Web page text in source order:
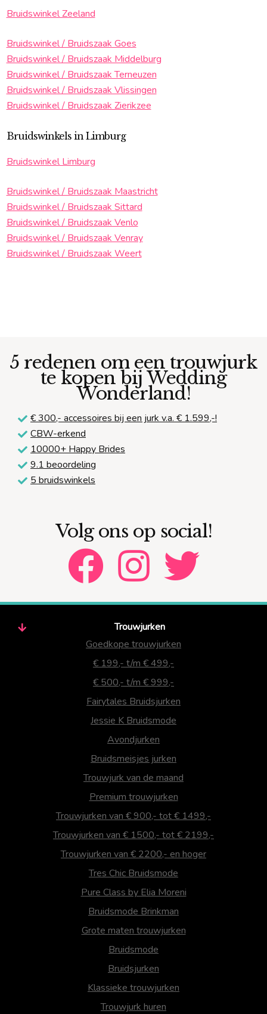
Bruidswinkel Zeeland
Bruidswinkel / Bruidszaak Goes
Bruidswinkel / Bruidszaak Middelburg
Bruidswinkel / Bruidszaak Terneuzen
Bruidswinkel / Bruidszaak Vlissingen
Bruidswinkel / Bruidszaak Zierikzee
Bruidswinkels in Limburg
Bruidswinkel Limburg
Bruidswinkel / Bruidszaak Maastricht
Bruidswinkel / Bruidszaak Sittard
Bruidswinkel / Bruidszaak Venlo
Bruidswinkel / Bruidszaak Venray
Bruidswinkel / Bruidszaak Weert
5 redenen om een trouwjurk
te kopen bij Wedding
Wonderland!
€ 300,- accessoires bij een jurk v.a. € 1.599,-!
CBW-erkend
10000+ Happy Brides
9.1 beoordeling
5 bruidswinkels
Volg ons op social!
Trouwjurken
Goedkope trouwjurken
€ 199,- t/m € 499,-
€ 500,- t/m € 999,-
Fairytales Bruidsjurken
Jessie K Bruidsmode
Avondjurken
Bruidsmeisjes jurken
Trouwjurk van de maand
Premium trouwjurken
Trouwjurken van € 900,- tot € 1499,-
Trouwjurken van € 1500,- tot € 2199,-
Trouwjurken van € 2200,- en hoger
Tres Chic Bruidsmode
Pure Class by Elia Moreni
Bruidsmode Brinkman
Grote maten trouwjurken
Bruidsmode
Bruidsjurken
Klassieke trouwjurken
Trouwjurk huren